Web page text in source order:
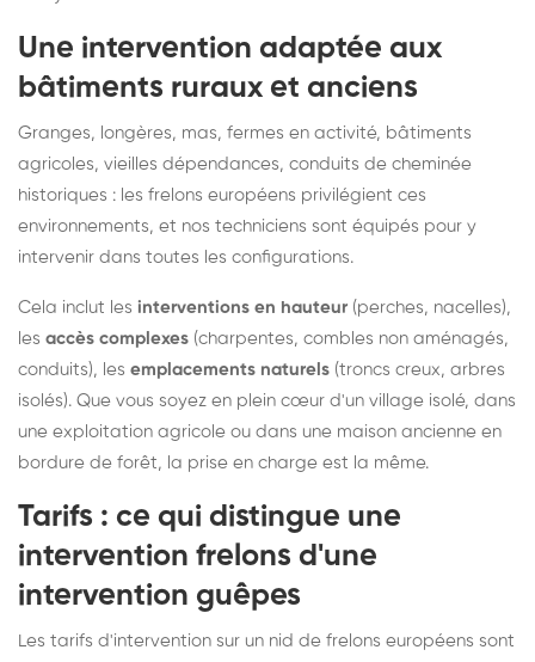
Une intervention adaptée aux
bâtiments ruraux et anciens
Granges, longères, mas, fermes en activité, bâtiments
agricoles, vieilles dépendances, conduits de cheminée
historiques : les frelons européens privilégient ces
environnements, et nos techniciens sont équipés pour y
intervenir dans toutes les configurations.
Cela inclut les interventions en hauteur (perches, nacelles),
les accès complexes (charpentes, combles non aménagés,
conduits), les emplacements naturels (troncs creux, arbres
isolés). Que vous soyez en plein cœur d'un village isolé, dans
une exploitation agricole ou dans une maison ancienne en
bordure de forêt, la prise en charge est la même.
Tarifs : ce qui distingue une
intervention frelons d'une
intervention guêpes
Les tarifs d'intervention sur un nid de frelons européens sont